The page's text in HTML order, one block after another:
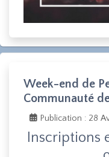
Week-end de
Communauté
Publication : 28
Inscriptions